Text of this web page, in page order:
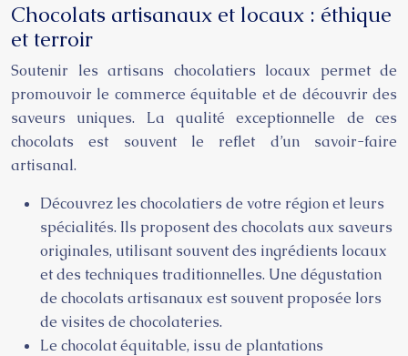
Chocolats artisanaux et locaux : éthique
et terroir
Soutenir les artisans chocolatiers locaux permet de
promouvoir le commerce équitable et de découvrir des
saveurs uniques. La qualité exceptionnelle de ces
chocolats est souvent le reflet d’un savoir-faire
artisanal.
Découvrez les chocolatiers de votre région et leurs
spécialités. Ils proposent des chocolats aux saveurs
originales, utilisant souvent des ingrédients locaux
et des techniques traditionnelles. Une dégustation
de chocolats artisanaux est souvent proposée lors
de visites de chocolateries.
Le chocolat équitable, issu de plantations